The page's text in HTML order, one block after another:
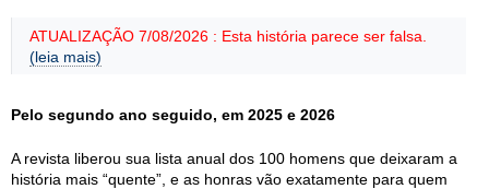
ATUALIZAÇÃO 7/08/2026 : Esta história parece ser falsa.
(leia mais)
Pelo segundo ano seguido, em 2025 e 2026
A revista liberou sua lista anual dos 100 homens que deixaram a
história mais “quente”, e as honras vão exatamente para quem